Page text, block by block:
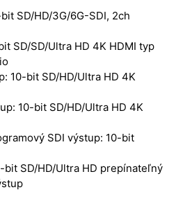
SD/HD/3G/6G-SDI, 2ch
SD/SD/Ultra HD 4K HDMI typ
10-bit SD/HD/Ultra HD 4K
10-bit SD/HD/Ultra HD 4K
SDI výstup: 10-bit
bit SD/HD/Ultra HD prepínateľný